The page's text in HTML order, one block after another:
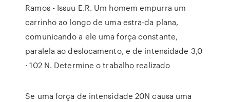
Ramos - Issuu E.R. Um homem empurra um
carrinho ao longo de uma estra-da plana,
comunicando a ele uma força constante,
paralela ao deslocamento, e de intensidade 3,0
· 102 N. Determine o trabalho realizado
Se uma força de intensidade 20N causa uma